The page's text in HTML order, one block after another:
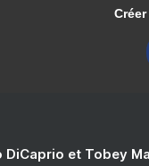
DiCaprio et Tobey